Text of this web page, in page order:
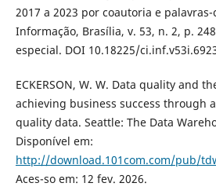
2017 a 2023 por coautoria e
Informação, Brasília, v. 53, n. 2, p.
especial. DOI 10.18225/
ECKERSON, W. W. Data quality and
achieving business success through
quality data. Seattle: The Data
Disponível em:
http://download.101com.com/pub/
Aces-so em: 12 fev. 2026.